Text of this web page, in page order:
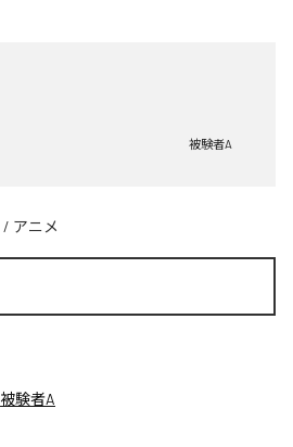
被験者A
/ アニメ
被験者A